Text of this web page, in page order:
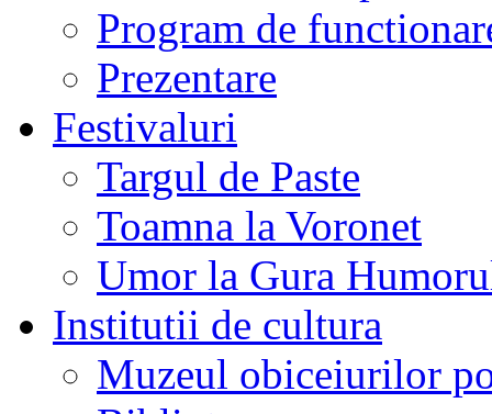
Program de
Prezentare
Festivaluri
Targul de Paste
Toamna la Voronet
Umor la Gura
Institutii de cultura
Muzeul obiceiurilor